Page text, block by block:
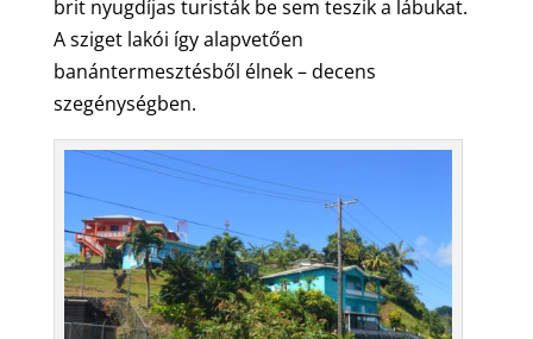
brit nyugdíjas turisták be sem teszik a lábukat.
A sziget lakói így alapvetően
banántermesztésből élnek – decens
szegénységben.